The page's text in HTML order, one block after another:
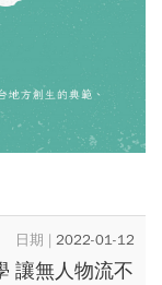
2022-01-12
讓無人物流不